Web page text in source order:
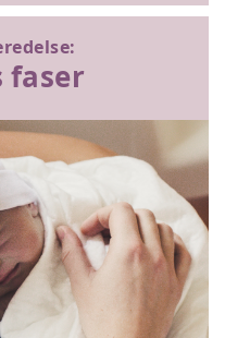
faser